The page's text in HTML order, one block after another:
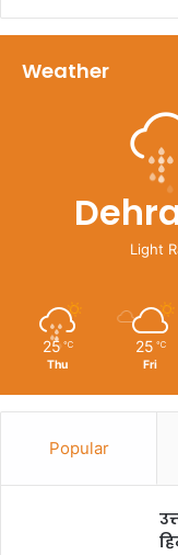
Weather
Light
25 ℃
Thu
25 ℃
Fri
Popular